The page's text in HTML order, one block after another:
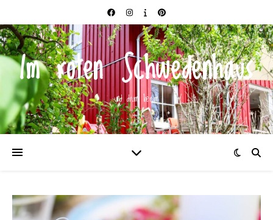
Im roten Schwedenhaus
und drum herum